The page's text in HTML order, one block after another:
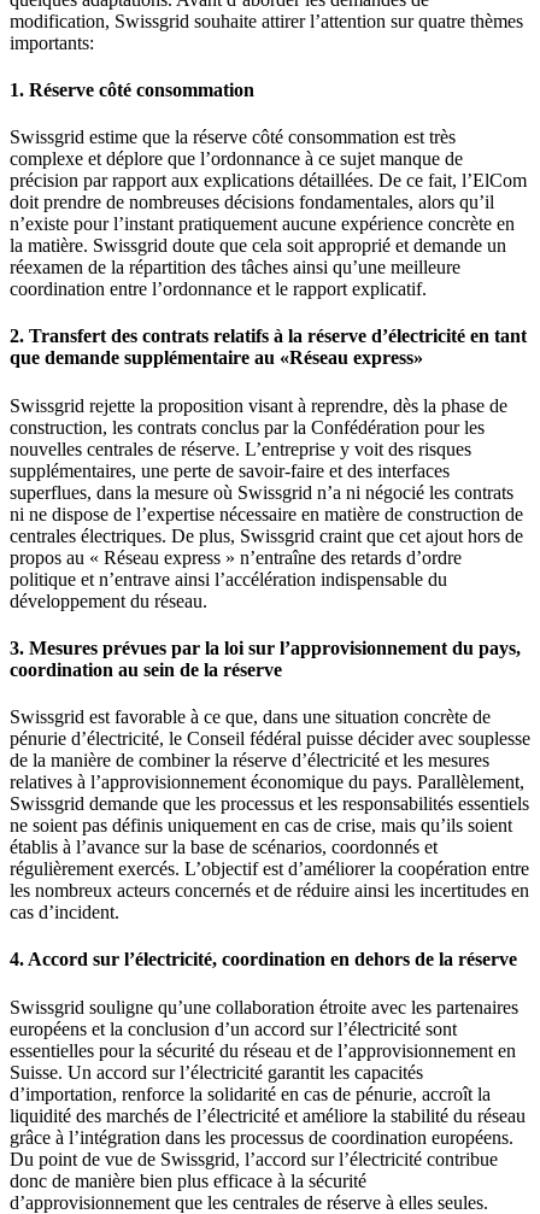
modification, Swissgrid souhaite attirer l’attention sur quatre thèmes
importants:
1. Réserve côté consommation
Swissgrid estime que la réserve côté consommation est très
complexe et déplore que l’ordonnance à ce sujet manque de
précision par rapport aux explications détaillées. De ce fait, l’ElCom
doit prendre de nombreuses décisions fondamentales, alors qu’il
n’existe pour l’instant pratiquement aucune expérience concrète en
la matière. Swissgrid doute que cela soit approprié et demande un
réexamen de la répartition des tâches ainsi qu’une meilleure
coordination entre l’ordonnance et le rapport explicatif.
2. Transfert des contrats relatifs à la réserve d’électricité en tant
que demande supplémentaire au «Réseau express»
Swissgrid rejette la proposition visant à reprendre, dès la phase de
construction, les contrats conclus par la Confédération pour les
nouvelles centrales de réserve. L’entreprise y voit des risques
supplémentaires, une perte de savoir-faire et des interfaces
superflues, dans la mesure où Swissgrid n’a ni négocié les contrats
ni ne dispose de l’expertise nécessaire en matière de construction de
centrales électriques. De plus, Swissgrid craint que cet ajout hors de
propos au « Réseau express » n’entraîne des retards d’ordre
politique et n’entrave ainsi l’accélération indispensable du
développement du réseau.
3. Mesures prévues par la loi sur l’approvisionnement du pays,
coordination au sein de la réserve
Swissgrid est favorable à ce que, dans une situation concrète de
pénurie d’électricité, le Conseil fédéral puisse décider avec souplesse
de la manière de combiner la réserve d’électricité et les mesures
relatives à l’approvisionnement économique du pays. Parallèlement,
Swissgrid demande que les processus et les responsabilités essentiels
ne soient pas définis uniquement en cas de crise, mais qu’ils soient
établis à l’avance sur la base de scénarios, coordonnés et
régulièrement exercés. L’objectif est d’améliorer la coopération entre
les nombreux acteurs concernés et de réduire ainsi les incertitudes en
cas d’incident.
4. Accord sur l’électricité, coordination en dehors de la réserve
Swissgrid souligne qu’une collaboration étroite avec les partenaires
européens et la conclusion d’un accord sur l’électricité sont
essentielles pour la sécurité du réseau et de l’approvisionnement en
Suisse. Un accord sur l’électricité garantit les capacités
d’importation, renforce la solidarité en cas de pénurie, accroît la
liquidité des marchés de l’électricité et améliore la stabilité du réseau
grâce à l’intégration dans les processus de coordination européens.
Du point de vue de Swissgrid, l’accord sur l’électricité contribue
donc de manière bien plus efficace à la sécurité
d’approvisionnement que les centrales de réserve à elles seules.